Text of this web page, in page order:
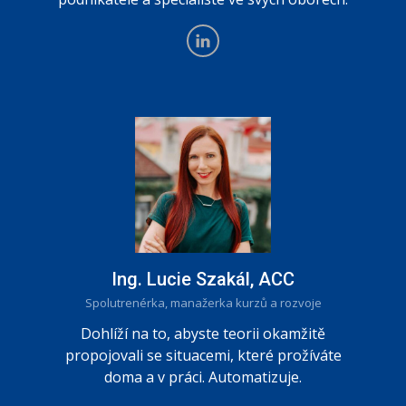
Ing. Lucie Szakál, ACC
Spolutrenérka, manažerka kurzů a rozvoje
Dohlíží na to, abyste teorii okamžitě
propojovali se situacemi, které prožíváte
doma a v práci. Automatizuje.